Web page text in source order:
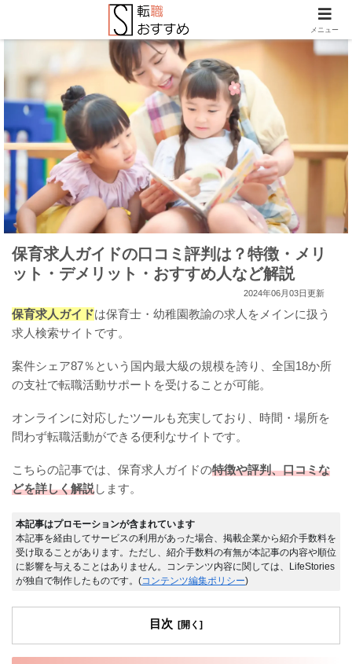
保育求人ガイドの口コミ評判は？特徴・メリ
ット・デメリット・おすすめ人など解説
2024年06月03日更新
保育求人ガイドは保育士・幼稚園教諭の求人をメインに扱う
求人検索サイトです。
案件シェア87％という国内最大級の規模を誇り、全国18か所
の支社で転職活動サポートを受けることが可能。
オンラインに対応したツールも充実しており、時間・場所を
問わず転職活動ができる便利なサイトです。
こちらの記事では、保育求人ガイドの特徴や評判、口コミな
どを詳しく解説します。
本記事はプロモーションが含まれています
本記事を経由してサービスの利用があった場合、掲載企業から紹介手数料を
受け取ることがあります。ただし、紹介手数料の有無が本記事の内容や順位
に影響を与えることはありません。コンテンツ内容に関しては、LifeStories
が独自で制作したものです。(コンテンツ編集ポリシー)
目次
メニュー